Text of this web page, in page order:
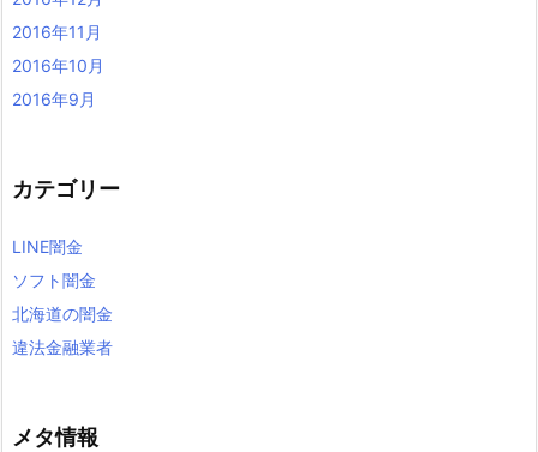
2016年11月
2016年10月
2016年9月
カテゴリー
LINE闇金
ソフト闇金
北海道の闇金
違法金融業者
メタ情報